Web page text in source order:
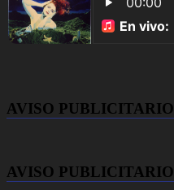
AVISO PUBLICITARIO
AVISO PUBLICITARIO